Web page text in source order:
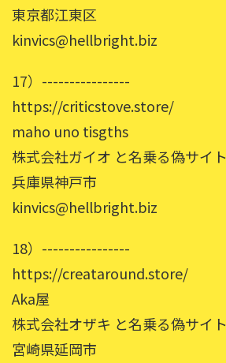
東京都江東区
kinvics@hellbright.biz
17）----------------
https://criticstove.store/
maho uno tisgths
株式会社ガイオ と名乗る偽サイト
兵庫県神戸市
kinvics@hellbright.biz
18）----------------
https://creataround.store/
Aka屋
株式会社オザキ と名乗る偽サイト
宮崎県延岡市